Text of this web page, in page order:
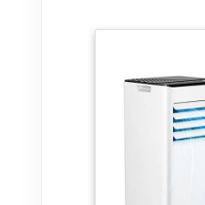
climatiseur
play est
de poignées
faciliter son